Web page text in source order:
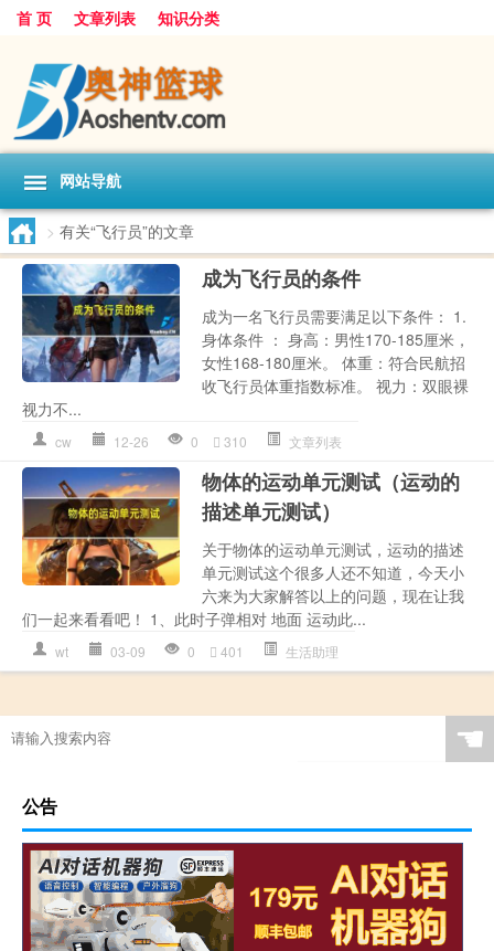
首 页 文章列表 知识分类
网站导航
> 有关“飞行员”的文章
成为飞行员的条件
成为一名飞行员需要满足以下条件： 1.
身体条件 ： 身高：男性170-185厘米，
女性168-180厘米。 体重：符合民航招
收飞行员体重指数标准。 视力：双眼裸
视力不...
cw 12-26 0 310 文章列表
物体的运动单元测试（运动的
描述单元测试）
关于物体的运动单元测试，运动的描述
单元测试这个很多人还不知道，今天小
六来为大家解答以上的问题，现在让我
们一起来看看吧！ 1、此时子弹相对 地面 运动此...
wt 03-09 0 401 生活助理
☚
公告